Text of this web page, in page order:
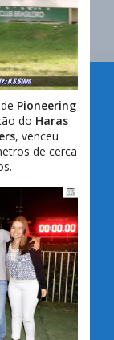
Pioneering
do Haras
, venceu
de cerca